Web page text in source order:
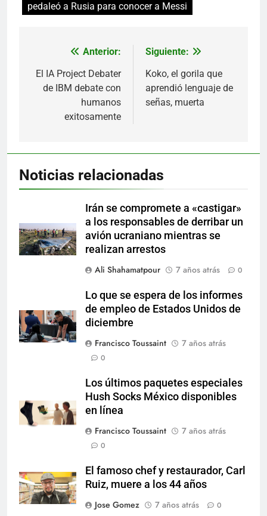
pedaleó a Rusia para conocer a Messi
Navegación
de
entradas
Anterior:
El IA Project Debater
de IBM debate con
humanos
exitosamente
Siguiente:
Koko, el gorila que
aprendió lenguaje de
señas, muerta
Noticias relacionadas
Irán se compromete a «castigar»
a los responsables de derribar un
avión ucraniano mientras se
realizan arrestos
Ali Shahamatpour
7 años atrás 0
Lo que se espera de los informes
de empleo de Estados Unidos de
diciembre
Francisco Toussaint
7 años atrás
0
Los últimos paquetes especiales
Hush Socks México disponibles
en línea
Francisco Toussaint
7 años atrás
0
El famoso chef y restaurador, Carl
Ruiz, muere a los 44 años
Jose Gomez
7 años atrás 0